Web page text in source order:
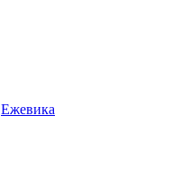
Ежевика